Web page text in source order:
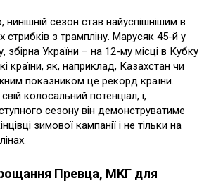
сезон став найуспішнішим в
стрибків з трампліну. Марусяк 45-й у
збірна України – на 12-му місці в Кубку
країни, як, наприклад, Казахстан чи
показником це рекорд країни.
колосальний потенціал, і,
сезону він демонструватиме
зимової кампанії і не тільки на
Превца, МКГ для